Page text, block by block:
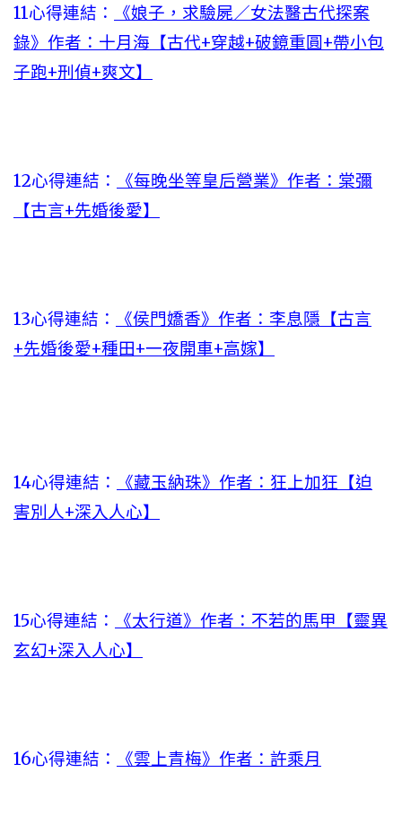
11心得連結：
《娘子，求驗屍／女法醫古代探案
錄》作者：十月海【古代+穿越+破鏡重圓+帶小包
子跑+刑偵+爽文】
12心得連結：
《每晚坐等皇后營業》作者：棠彌
【古言+先婚後愛】
13心得連結：
《侯門嬌香》作者：李息隱【古言
+先婚後愛+種田+一夜開車+高嫁】
14心得連結：
《藏玉納珠》作者：狂上加狂【迫
害別人+深入人心】
15心得連結：
《太行道》作者：不若的馬甲【靈異
玄幻+深入人心】
16心得連結： 《雲上青梅》作者：許乘月